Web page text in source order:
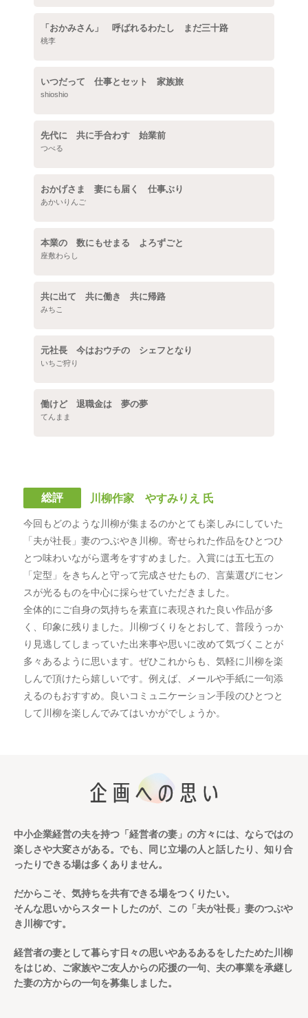
「おかみさん」 呼ばれるわたし まだ三十路
桃李
いつだって 仕事とセット 家族旅
shioshio
先代に 共に手合わす 始業前
つべる
おかげさま 妻にも届く 仕事ぶり
あかいりんご
本業の 数にもせまる よろずごと
座敷わらし
共に出て 共に働き 共に帰路
みちこ
元社長 今はおウチの シェフとなり
いちご狩り
働けど 退職金は 夢の夢
てんまま
総評 川柳作家 やすみりえ 氏
今回もどのような川柳が集まるのかとても楽しみにしていた
「夫が社長」妻のつぶやき川柳。寄せられた作品をひとつひ
とつ味わいながら選考をすすめました。入賞には五七五の
「定型」をきちんと守って完成させたもの、言葉選びにセン
スが光るものを中心に採らせていただきました。
全体的にご自身の気持ちを素直に表現された良い作品が多
く、印象に残りました。川柳づくりをとおして、普段うっか
り見逃してしまっていた出来事や思いに改めて気づくことが
多々あるように思います。ぜひこれからも、気軽に川柳を楽
しんで頂けたら嬉しいです。例えば、メールや手紙に一句添
えるのもおすすめ。良いコミュニケーション手段のひとつと
して川柳を楽しんでみてはいかがでしょうか。
中小企業経営の夫を持つ「経営者の妻」の方々には、 ならではの
楽しさや大変さがある。 でも、同じ立場の人と話したり、知り合
ったりできる場は多くありません。
だからこそ、気持ちを共有できる場をつくりたい。
そんな思いからスタートしたのが、この「夫が社長」妻のつぶや
き川柳です。
経営者の妻として暮らす日々の思いやあるあるをしたためた川柳
をはじめ、 ご家族やご友人からの応援の一句、夫の事業を承継し
た妻の方からの一句を募集しました。